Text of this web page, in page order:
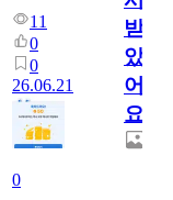
11
0
0
26.06.21
0
받
았
어
요.